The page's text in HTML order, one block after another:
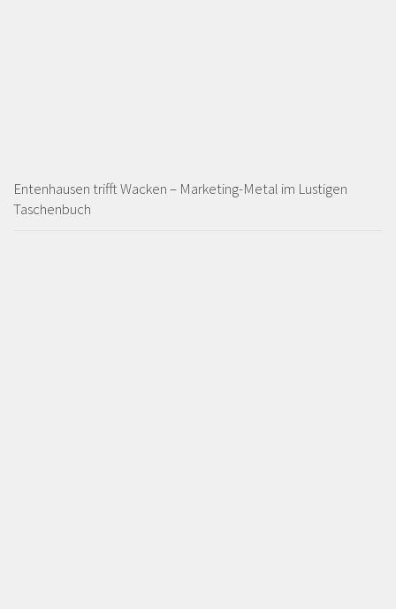
Entenhausen trifft Wacken – Marketing-Metal im Lustigen
Taschenbuch